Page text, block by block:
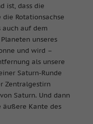
ist, dass die
Rotationsachse
auch auf dem
unseres
und wird –
als unsere
Saturn-Runde
Zentralgestirn
Saturn. Und dann
äußere Kante des